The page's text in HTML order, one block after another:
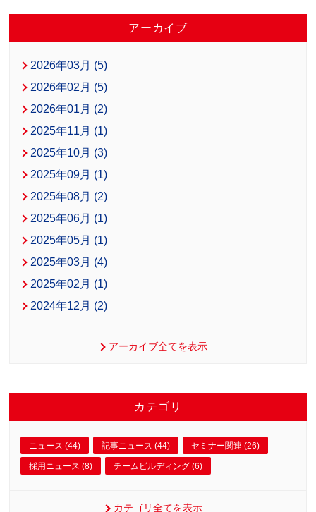
アーカイブ
2026年03月 (5)
2026年02月 (5)
2026年01月 (2)
2025年11月 (1)
2025年10月 (3)
2025年09月 (1)
2025年08月 (2)
2025年06月 (1)
2025年05月 (1)
2025年03月 (4)
2025年02月 (1)
2024年12月 (2)
アーカイブ全てを表示
カテゴリ
ニュース (44) 記事ニュース (44) セミナー関連 (26)
採用ニュース (8) チームビルディング (6)
カテゴリ全てを表示